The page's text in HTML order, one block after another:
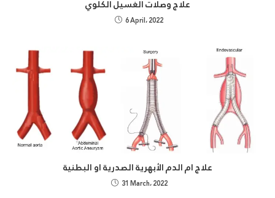
علاج وصلات الغسيل الكلوي
6 April، 2022
علاج ام الدم الأبهرية الصدرية او البطنية
31 March، 2022